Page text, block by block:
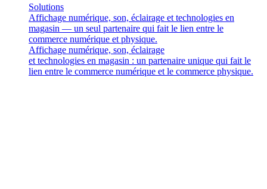
Solutions
Affichage numérique, son, éclairage et technologies en
magasin — un seul partenaire qui fait le lien entre le
commerce numérique et physique.
Affichage numérique, son, éclairage
et technologies en magasin : un partenaire unique qui fait le
lien entre le commerce numérique et le commerce physique.